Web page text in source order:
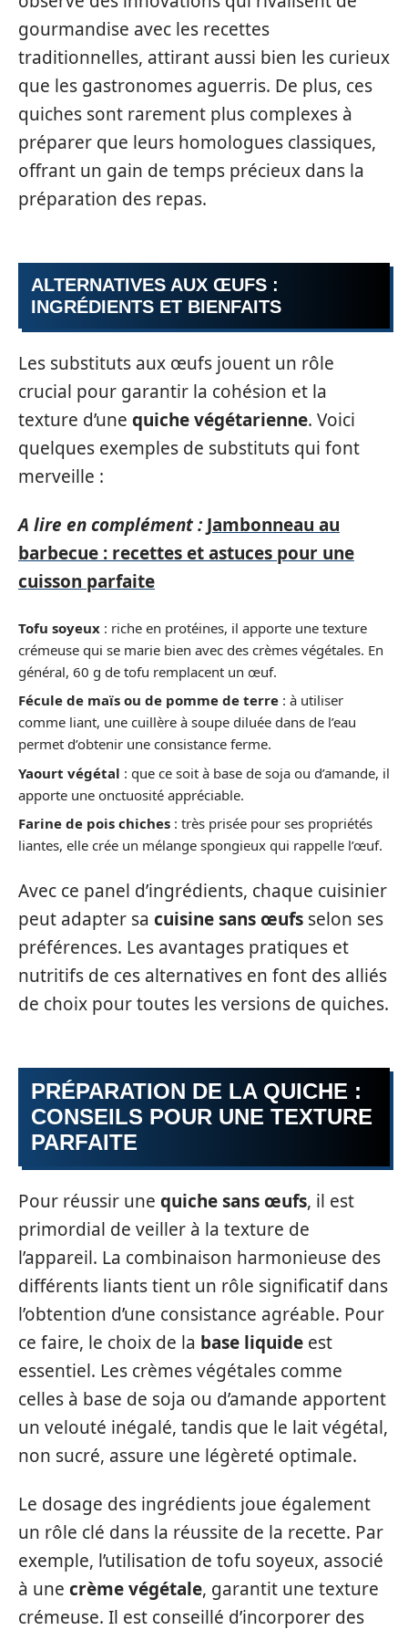
gourmandise avec les recettes
traditionnelles, attirant aussi bien les curieux
que les gastronomes aguerris. De plus, ces
quiches sont rarement plus complexes à
préparer que leurs homologues classiques,
offrant un gain de temps précieux dans la
préparation des repas.
ALTERNATIVES AUX ŒUFS :
INGRÉDIENTS ET BIENFAITS
Les substituts aux œufs jouent un rôle
crucial pour garantir la cohésion et la
texture d’une quiche végétarienne. Voici
quelques exemples de substituts qui font
merveille :
A lire en complément : Jambonneau au
barbecue : recettes et astuces pour une
cuisson parfaite
Tofu soyeux : riche en protéines, il apporte une texture
crémeuse qui se marie bien avec des crèmes végétales. En
général, 60 g de tofu remplacent un œuf.
Fécule de maïs ou de pomme de terre : à utiliser
comme liant, une cuillère à soupe diluée dans de l’eau
permet d’obtenir une consistance ferme.
Yaourt végétal : que ce soit à base de soja ou d’amande, il
apporte une onctuosité appréciable.
Farine de pois chiches : très prisée pour ses propriétés
liantes, elle crée un mélange spongieux qui rappelle l’œuf.
Avec ce panel d’ingrédients, chaque cuisinier
peut adapter sa cuisine sans œufs selon ses
préférences. Les avantages pratiques et
nutritifs de ces alternatives en font des alliés
de choix pour toutes les versions de quiches.
PRÉPARATION DE LA QUICHE :
CONSEILS POUR UNE TEXTURE
PARFAITE
Pour réussir une quiche sans œufs, il est
primordial de veiller à la texture de
l’appareil. La combinaison harmonieuse des
différents liants tient un rôle significatif dans
l’obtention d’une consistance agréable. Pour
ce faire, le choix de la base liquide est
essentiel. Les crèmes végétales comme
celles à base de soja ou d’amande apportent
un velouté inégalé, tandis que le lait végétal,
non sucré, assure une légèreté optimale.
Le dosage des ingrédients joue également
un rôle clé dans la réussite de la recette. Par
exemple, l’utilisation de tofu soyeux, associé
à une crème végétale, garantit une texture
crémeuse. Il est conseillé d’incorporer des